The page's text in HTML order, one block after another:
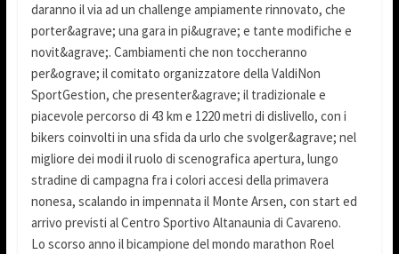
daranno il via ad un challenge ampiamente rinnovato, che
porter&agrave; una gara in pi&ugrave; e tante modifiche e
novit&agrave;. Cambiamenti che non toccheranno
per&ograve; il comitato organizzatore della ValdiNon
SportGestion, che presenter&agrave; il tradizionale e
piacevole percorso di 43 km e 1220 metri di dislivello, con i
bikers coinvolti in una sfida da urlo che svolger&agrave; nel
migliore dei modi il ruolo di scenografica apertura, lungo
stradine di campagna fra i colori accesi della primavera
nonesa, scalando in impennata il Monte Arsen, con start ed
arrivo previsti al Centro Sportivo Altanaunia di Cavareno.
Lo scorso anno il bicampione del mondo marathon Roel